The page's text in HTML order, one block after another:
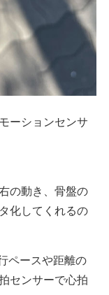
ーションセンサ
の動き、骨盤の
化してくれるの
ペースや距離の
センサーで心拍